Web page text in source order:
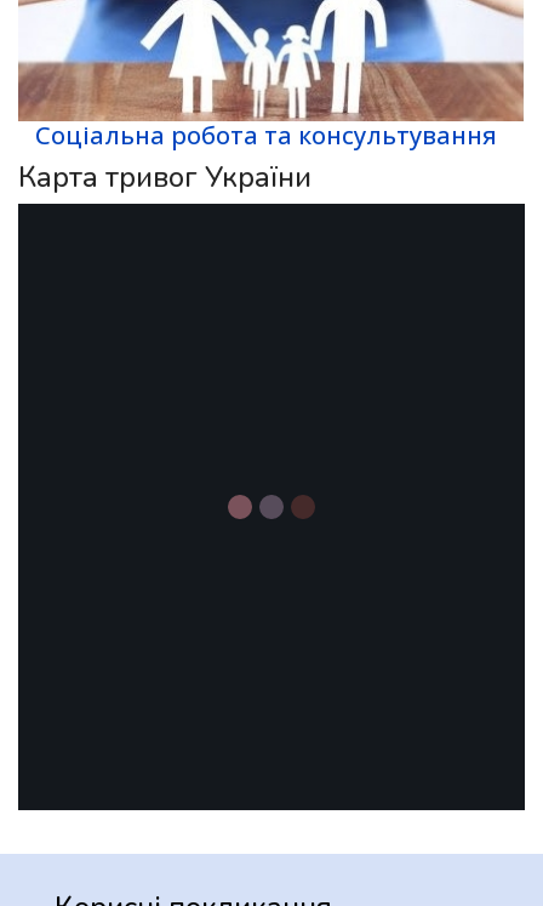
Соціальна робота та консультування
Карта тривог України